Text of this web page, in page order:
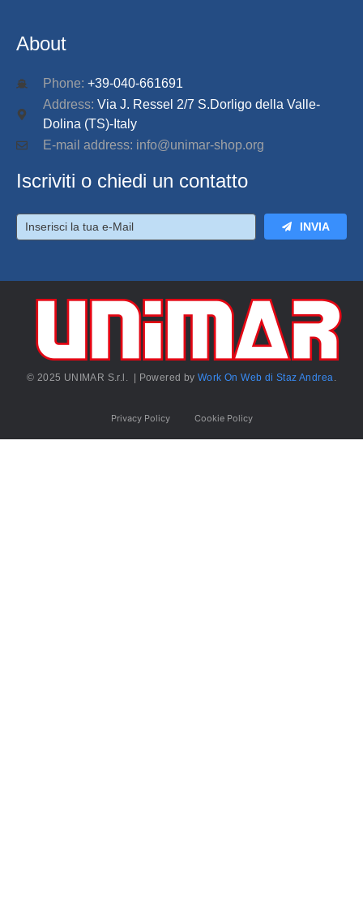
About
Phone: +39-040-661691
Address: Via J. Ressel 2/7 S.Dorligo della Valle-
Dolina (TS)-Italy
E-mail address: info@unimar-shop.org
Iscriviti o chiedi un contatto
INVIA
© 2025 UNIMAR S.r.l. | Powered byWork On Web di Staz Andrea.
Privacy Policy Cookie Policy